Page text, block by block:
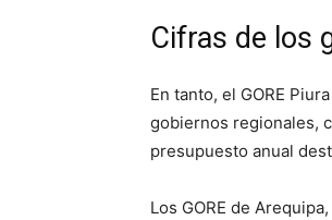
Cifras de los
En tanto, el GORE
gobiernos regionales,
presupuesto anual
Los GORE de